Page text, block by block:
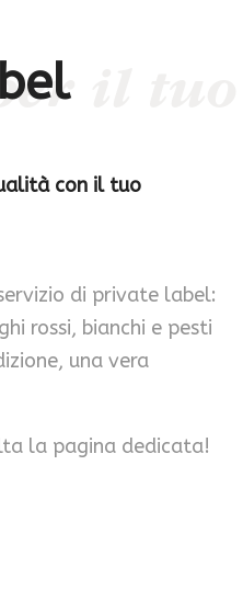
il tuo
con il tuo
di private label:
rossi, bianchi e pesti
una vera
la pagina dedicata!